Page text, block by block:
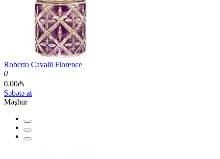
Roberto Cavalli Florence
0
0.00₼
Səbətə at
Məşhur